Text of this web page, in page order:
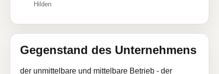
Hilden
Gegenstand des Unternehmens
der unmittelbare und mittelbare Betrieb - der